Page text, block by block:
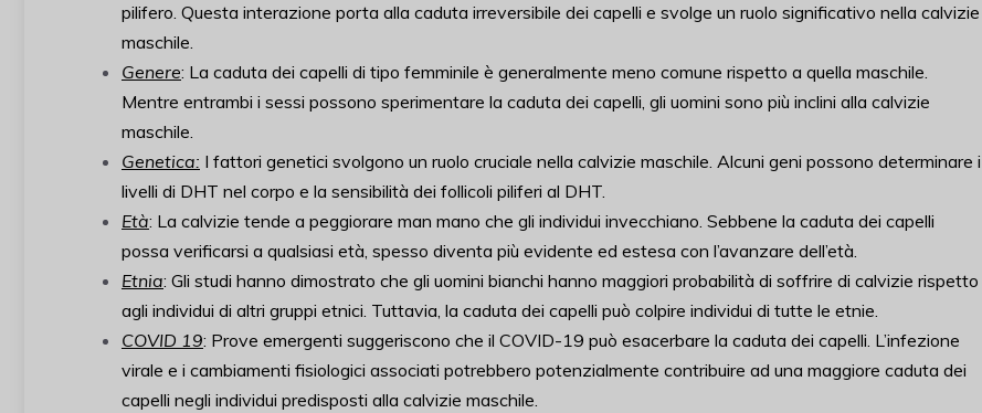
pilifero. Questa interazione porta alla caduta irreversibile dei capelli e svolge un ruolo significativo nella calvizie
maschile.
Genere: La caduta dei capelli di tipo femminile è generalmente meno comune rispetto a quella maschile.
Mentre entrambi i sessi possono sperimentare la caduta dei capelli, gli uomini sono più inclini alla calvizie
maschile.
Genetica: I fattori genetici svolgono un ruolo cruciale nella calvizie maschile. Alcuni geni possono determinare i
livelli di DHT nel corpo e la sensibilità dei follicoli piliferi al DHT.
Età: La calvizie tende a peggiorare man mano che gli individui invecchiano. Sebbene la caduta dei capelli
possa verificarsi a qualsiasi età, spesso diventa più evidente ed estesa con l’avanzare dell’età.
Etnia: Gli studi hanno dimostrato che gli uomini bianchi hanno maggiori probabilità di soffrire di calvizie rispetto
agli individui di altri gruppi etnici. Tuttavia, la caduta dei capelli può colpire individui di tutte le etnie.
COVID 19: Prove emergenti suggeriscono che il COVID-19 può esacerbare la caduta dei capelli. L’infezione
virale e i cambiamenti fisiologici associati potrebbero potenzialmente contribuire ad una maggiore caduta dei
capelli negli individui predisposti alla calvizie maschile.